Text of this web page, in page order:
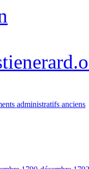
administratifs anciens